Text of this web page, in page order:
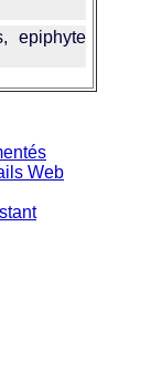
epiphyte
Web